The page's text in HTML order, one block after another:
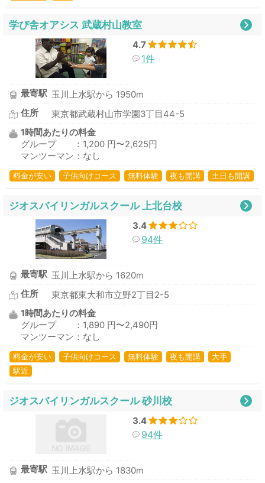
学び舎オアシス 武蔵村山教室
4.7
1件
最寄駅 玉川上水駅から 1950m
住所
東京都武蔵村山市学園3丁目44-5
1時間あたりの料金
グループ ：1,200 円〜2,625円
マンツーマン：なし
料金が安い 子供向けコース 無料体験 夜も開講 土日も開講
ジオスバイリンガルスクール 上北台校
3.4
94件
最寄駅 玉川上水駅から 1620m
住所
東京都東大和市立野2丁目2-5
1時間あたりの料金
グループ ：1,890 円〜2,490円
マンツーマン：なし
料金が安い 子供向けコース 無料体験 夜も開講
大手
駅近
ジオスバイリンガルスクール 砂川校
3.4
94件
最寄駅 玉川上水駅から 1830m